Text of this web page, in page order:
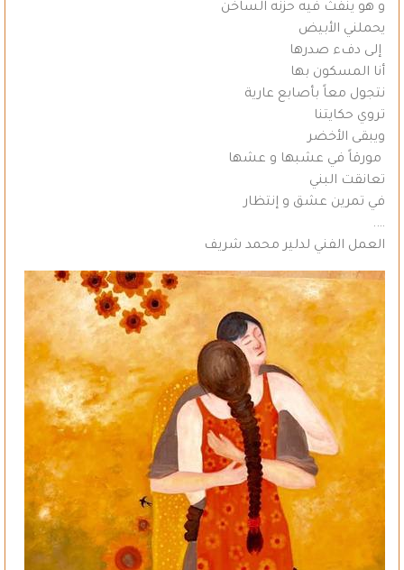
و هو ينفث فيه حزنه الساخن
يحملني الأبيض
إلى دفء صدرها
أنا المسكون بها
نتجول معاً بأصابع عارية
تروي حكايتنا
ويبقى الأخضر
مورقاً في عشبها و عشها
تعانقت البني
في تمرين عشق و إنتظار
….
العمل الفني لدلير محمد شريف